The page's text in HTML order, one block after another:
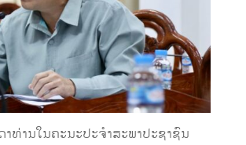
ທ່ານໃນຄະນະປະຈຳສະພາປະຊາຊົນ